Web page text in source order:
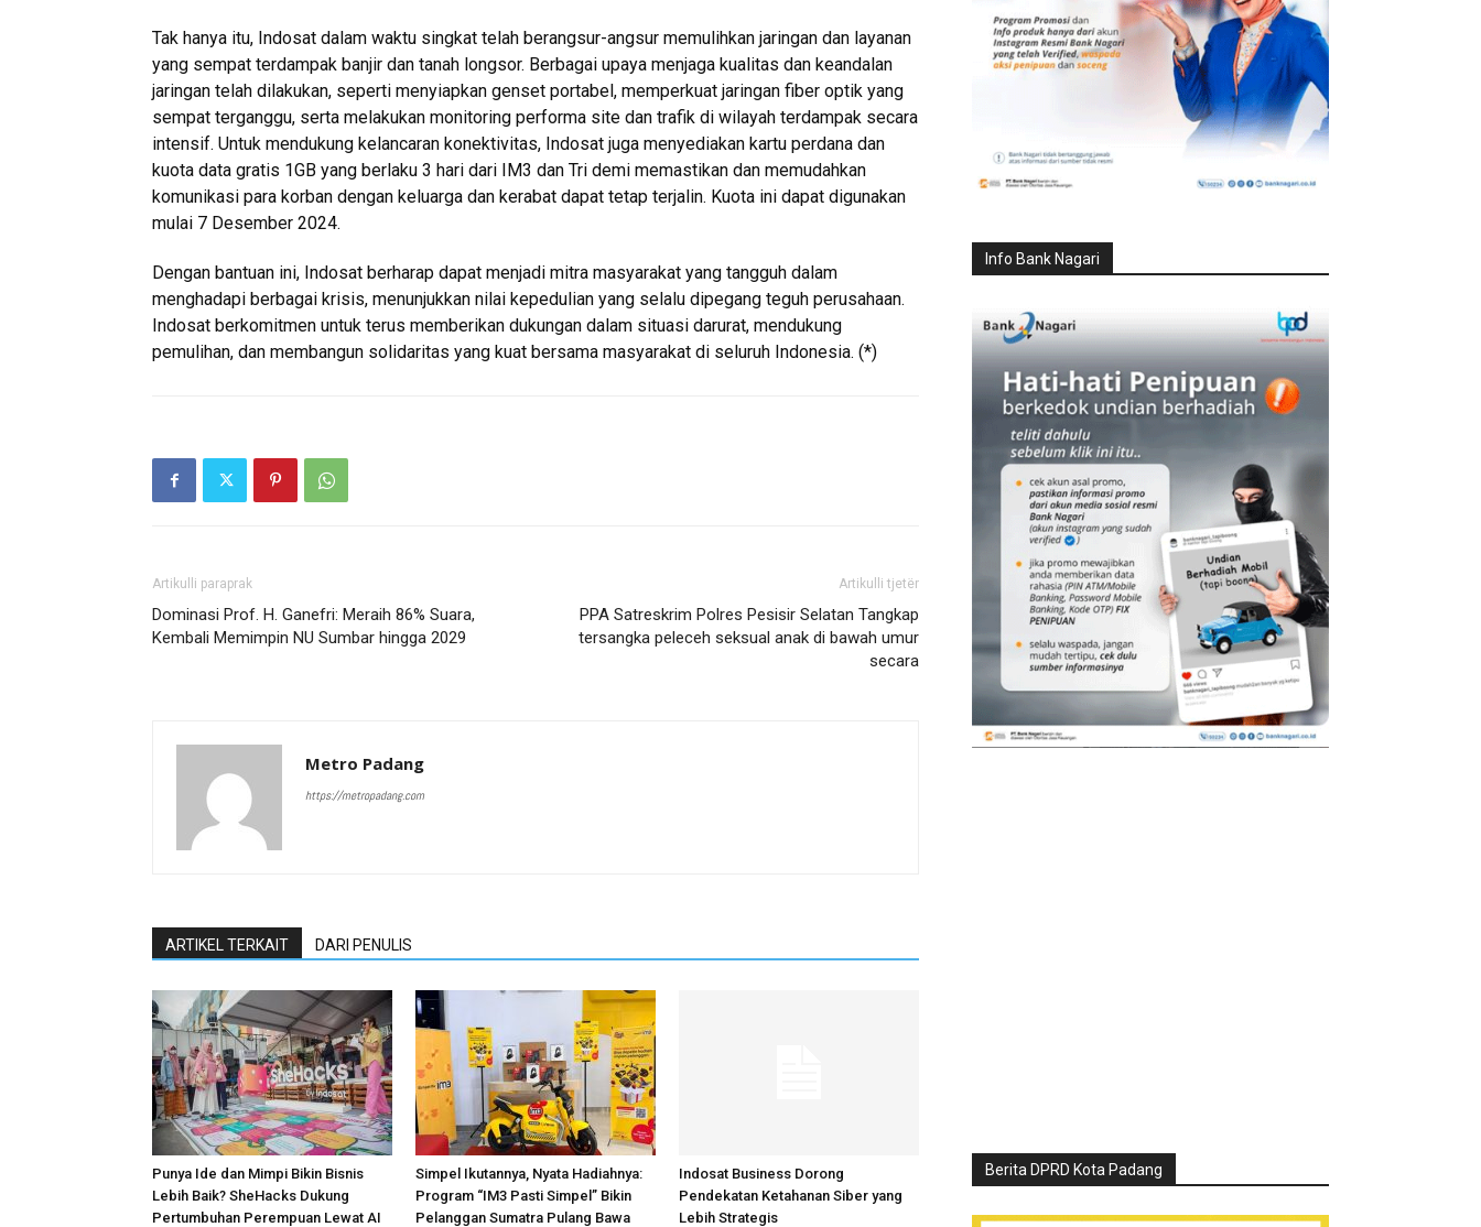
Tak hanya itu, Indosat dalam waktu singkat telah berangsur-angsur memulihkan jaringan dan layanan
yang sempat terdampak banjir dan tanah longsor. Berbagai upaya menjaga kualitas dan keandalan
jaringan telah dilakukan, seperti menyiapkan genset portabel, memperkuat jaringan fiber optik yang
sempat terganggu, serta melakukan monitoring performa site dan trafik di wilayah terdampak secara
intensif. Untuk mendukung kelancaran konektivitas, Indosat juga menyediakan kartu perdana dan
kuota data gratis 1GB yang berlaku 3 hari dari IM3 dan Tri demi memastikan dan memudahkan
komunikasi para korban dengan keluarga dan kerabat dapat tetap terjalin. Kuota ini dapat digunakan
mulai 7 Desember 2024.
Dengan bantuan ini, Indosat berharap dapat menjadi mitra masyarakat yang tangguh dalam
menghadapi berbagai krisis, menunjukkan nilai kepedulian yang selalu dipegang teguh perusahaan.
Indosat berkomitmen untuk terus memberikan dukungan dalam situasi darurat, mendukung
pemulihan, dan membangun solidaritas yang kuat bersama masyarakat di seluruh Indonesia. (*)
Artikulli paraprak
Dominasi Prof. H. Ganefri: Meraih 86% Suara,
Kembali Memimpin NU Sumbar hingga 2029
Artikulli tjetër
PPA Satreskrim Polres Pesisir Selatan Tangkap
tersangka peleceh seksual anak di bawah umur
secara
Metro Padang
https://metropadang.com
ARTIKEL TERKAIT DARI PENULIS
Punya Ide dan Mimpi Bikin Bisnis
Lebih Baik? SheHacks Dukung
Pertumbuhan Perempuan Lewat AI
Simpel Ikutannya, Nyata Hadiahnya:
Program “IM3 Pasti Simpel” Bikin
Pelanggan Sumatra Pulang Bawa
Indosat Business Dorong
Pendekatan Ketahanan Siber yang
Lebih Strategis
Info Bank Nagari
Berita DPRD Kota Padang